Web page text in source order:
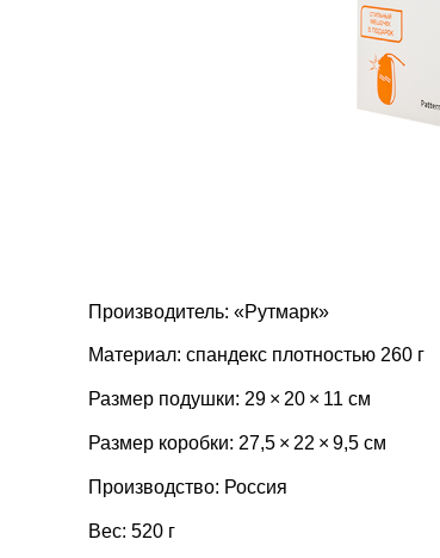
Производитель: «Рутмарк»
Материал: спандекс плотностью 260 г
Размер подушки: 29 × 20 × 11 см
Размер коробки: 27,5 × 22 × 9,5 см
Производство: Россия
Вес: 520 г